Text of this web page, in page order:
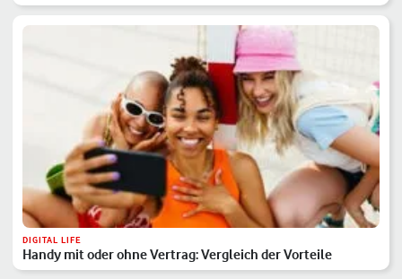
DIGITAL LIFE
Handy mit oder ohne Vertrag: Vergleich der Vorteile